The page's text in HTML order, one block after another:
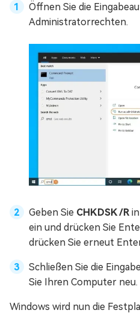
Öffnen Sie die
Administratorrechten.
Geben Sie CHKDSK /Rin
ein und drücken Sie
drücken Sie erneut
Schließen Sie die
Sie Ihren Computer neu.
Windows wird nun die